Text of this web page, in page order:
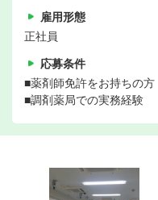
雇用形態
正社員
応募条件
■薬剤師免許をお持ちの方
■調剤薬局での実務経験